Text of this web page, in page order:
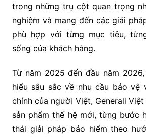
trong những trụ cột quan trọng
nghiệm và mang đến các giải
phù hợp với từng mục tiêu,
sống của khách hàng.
Từ năm 2025 đến đầu năm
hiểu sâu sắc về nhu cầu bảo vệ
chính của người Việt, Generali Việt
sản phẩm thế hệ mới, từng bước
thái giải pháp bảo hiểm theo